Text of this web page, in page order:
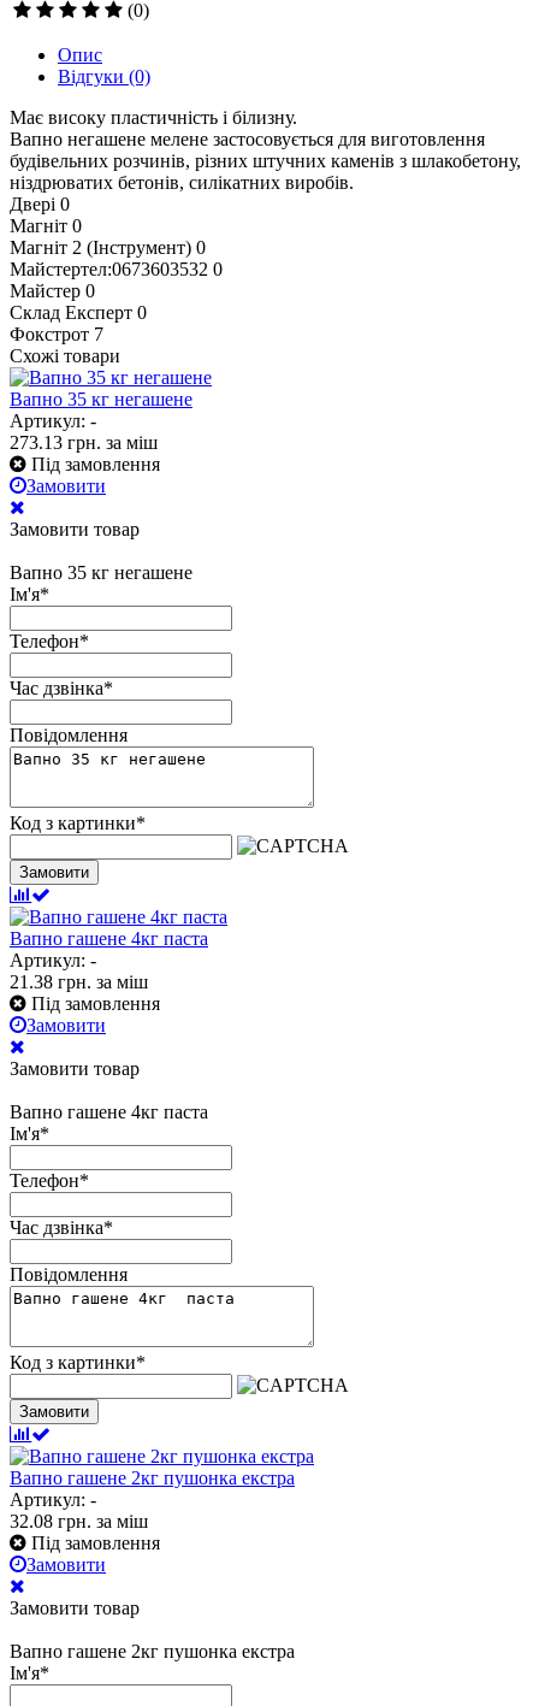
(0)
Опис
Відгуки (0)
Має високу пластичність і білизну.
Вапно негашене мелене застосовується для виготовлення
будівельних розчинів, різних штучних каменів з шлакобетону,
ніздрюватих бетонів, силікатних виробів.
Двері 0
Магніт 0
Магніт 2 (Інструмент) 0
Майстертел:0673603532 0
Майстер 0
Склад Експерт 0
Фокстрот 7
Схожі товари
Вапно 35 кг негашене
Артикул: -
273.13 грн. за міш
Під замовлення
Замовити
Замовити товар
Вапно 35 кг негашене
Ім'я*
Телефон*
Час дзвінка*
Повідомлення
Код з картинки*
Замовити
Вапно гашене 4кг паста
Артикул: -
21.38 грн. за міш
Під замовлення
Замовити
Замовити товар
Вапно гашене 4кг паста
Ім'я*
Телефон*
Час дзвінка*
Повідомлення
Код з картинки*
Замовити
Вапно гашене 2кг пушонка екстра
Артикул: -
32.08 грн. за міш
Під замовлення
Замовити
Замовити товар
Вапно гашене 2кг пушонка екстра
Ім'я*